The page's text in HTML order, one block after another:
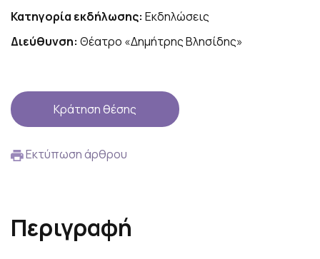
Κατηγορία εκδήλωσης: Εκδηλώσεις
Διεύθυνση: Θέατρο «Δημήτρης Βλησίδης»
Κράτηση θέσης
Εκτύπωση άρθρου
Περιγραφή